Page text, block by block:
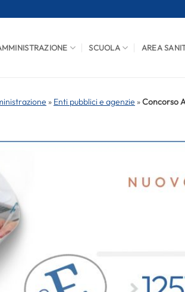
SCUOLA AREA
» Enti pubblici e agenzie »Concorso